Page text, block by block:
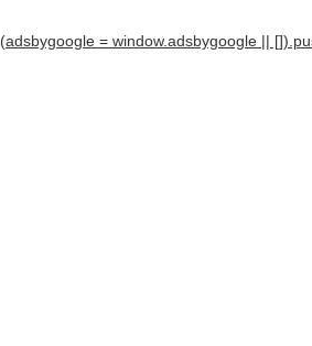
(adsbygoogle = window.adsbygoogle ||